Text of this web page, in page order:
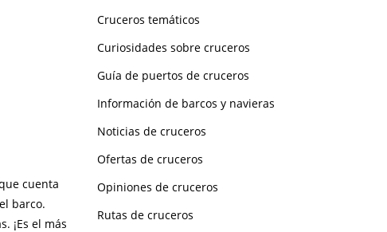
cuenta
barco.
¡Es el más
Cruceros temáticos
Curiosidades sobre cruceros
Guía de puertos de cruceros
Información de barcos y navieras
Noticias de cruceros
Ofertas de cruceros
Opiniones de cruceros
Rutas de cruceros